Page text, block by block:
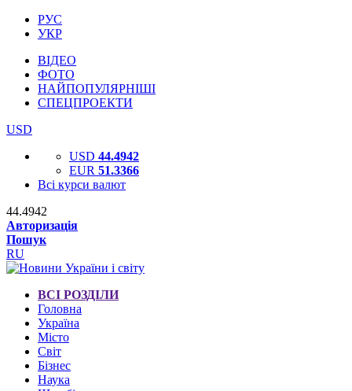
РУС
УКР
ВІДЕО
ФОТО
НАЙПОПУЛЯРНІШІ
СПЕЦПРОЕКТИ
USD
USD 44.4942
EUR 51.3366
Всі курси валют
44.4942
Авторизація
Пошук
RU
ВСІ РОЗДІЛИ
Головна
Україна
Місто
Світ
Бізнес
Наука